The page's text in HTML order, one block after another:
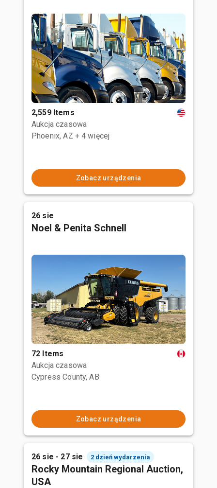
2,559 Items
Aukcja czasowa
Phoenix, AZ + 4 więcej
Zobacz urządzenia
26 sie
Noel & Penita Schnell
72 Items
Aukcja czasowa
Cypress County, AB
Zobacz urządzenia
26 sie - 27 sie 2 dzień wydarzenia
Rocky Mountain Regional Auction,
USA